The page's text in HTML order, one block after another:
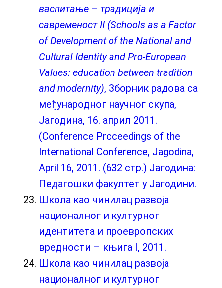
васпитање – традиција и
савременост II (Schools as a Factor
of Development of the National and
Cultural Identity and Pro-European
Values: education between tradition
and modernity), Зборник радова са
међународног научног скупа,
Јагодина, 16. април 2011.
(Conference Proceedings of the
International Conference, Jagodina,
April 16, 2011. (632 стр.) Јагодина:
Педагошки факултет у Јагодини.
Школа као чинилац развоја
националног и културног
идентитета и проевропских
вредности – књига I, 2011.
Школа као чинилац развоја
националног и културног